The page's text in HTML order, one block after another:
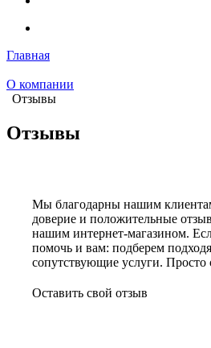
Главная
О компании
Отзывы
Отзывы
Мы благодарны нашим
доверие и положительные
нашим интернет-магазином.
помочь и вам: подберем
сопутствующие услуги. Просто
Оставить свой отзыв